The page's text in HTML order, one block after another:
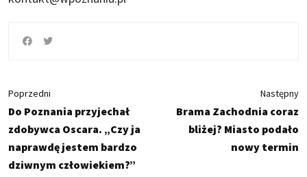
Poprzedni
Do Poznania przyjechał
zdobywca Oscara. „Czy ja
naprawdę jestem bardzo
dziwnym człowiekiem?”
Następny
Brama Zachodnia coraz
bliżej? Miasto podało
nowy termin